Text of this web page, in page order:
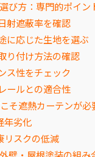
び方：専門的ポイン
射遮蔽率を確認
に応じた生地を選ぶ
り付け方法の確認
ス性をチェック
ールとの適合性
そ遮熱カーテンが必
年劣化
リスクの低減